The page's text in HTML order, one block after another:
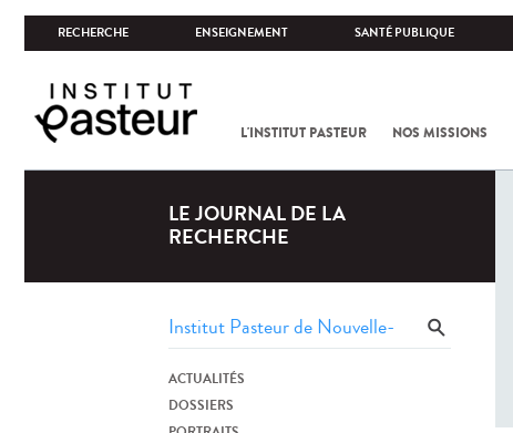
RECHERCHE ENSEIGNEMENT SANTÉ PUBLIQUE
L'INSTITUT PASTEUR NOS MISSIONS
LE JOURNAL DE LA
RECHERCHE
ACTUALITÉS
DOSSIERS